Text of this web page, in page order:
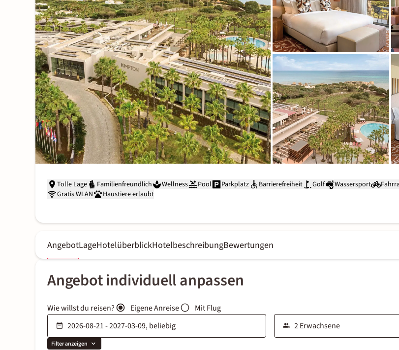
Tolle Lage Familienfreundlich Wellness Pool Parkplatz Barrierefreiheit Golf Wassersport
Gratis WLAN
Haustiere erlaubt
AngebotLageHotelüberblickHotelbeschreibungBewertungen
Angebot individuell anpassen
Wie willst du reisen? Eigene Anreise Mit Flug
Filter anzeigen